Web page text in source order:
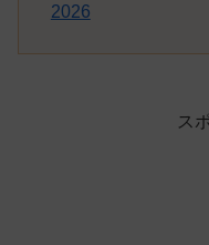
2026
ス